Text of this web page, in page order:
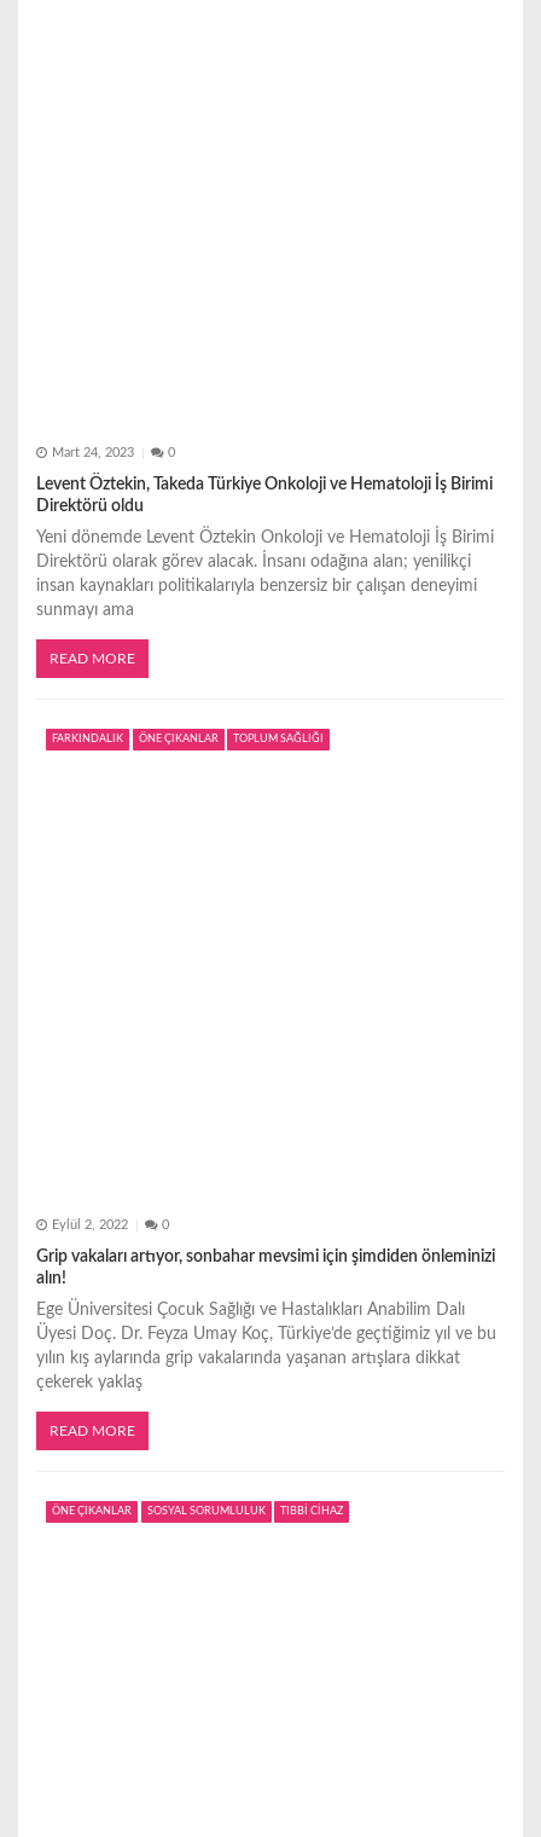
Mart 24, 2023 0
Levent Öztekin, Takeda Türkiye Onkoloji ve Hematoloji İş Birimi
Direktörü oldu
Yeni dönemde Levent Öztekin Onkoloji ve Hematoloji İş Birimi
Direktörü olarak görev alacak. İnsanı odağına alan; yenilikçi
insan kaynakları politikalarıyla benzersiz bir çalışan deneyimi
sunmayı ama
READ MORE
FARKINDALIK ÖNE ÇIKANLAR TOPLUM SAĞLIĞI
Eylül 2, 2022 0
Grip vakaları artıyor, sonbahar mevsimi için şimdiden önleminizi
alın!
Ege Üniversitesi Çocuk Sağlığı ve Hastalıkları Anabilim Dalı
Üyesi Doç. Dr. Feyza Umay Koç, Türkiye’de geçtiğimiz yıl ve bu
yılın kış aylarında grip vakalarında yaşanan artışlara dikkat
çekerek yaklaş
READ MORE
ÖNE ÇIKANLAR SOSYAL SORUMLULUK TIBBİ CİHAZ